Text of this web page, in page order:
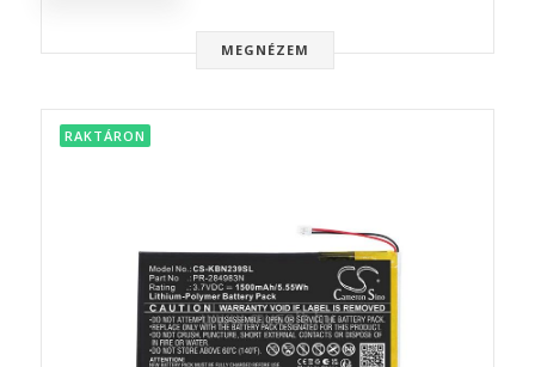
MEGNÉZEM
RAKTÁRON